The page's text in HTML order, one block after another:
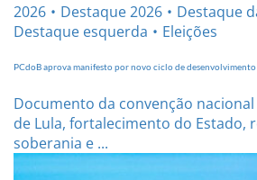
2026 Destaque 2026
Destaque
Destaque esquerda
Eleições
PCdoB aprova manifesto por novo ciclo de
Documento da convenção
de Lula, fortalecimento do Estado,
soberania e ...